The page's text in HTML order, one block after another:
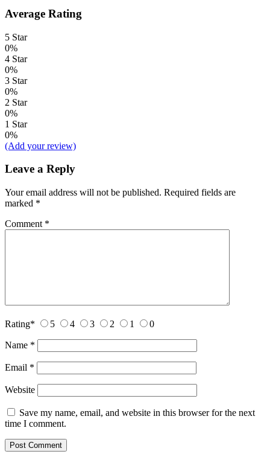
Average Rating
5 Star
0%
4 Star
0%
3 Star
0%
2 Star
0%
1 Star
0%
(Add your review)
Leave a Reply
Your email address will not be published. Required fields are
marked *
Comment *
Rating* 5 4 3 2 1 0
Name *
Email *
Website
Save my name, email, and website in this browser for the next
time I comment.